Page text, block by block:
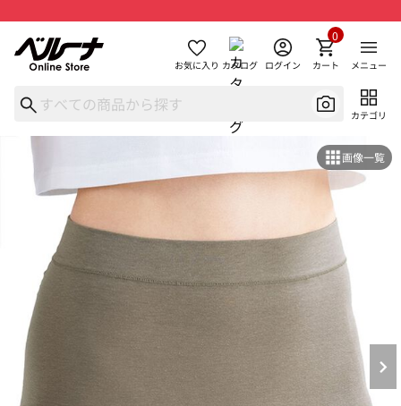
お気に入り カタログ ログイン カート
0
メニュー
カテゴリ
画像一覧